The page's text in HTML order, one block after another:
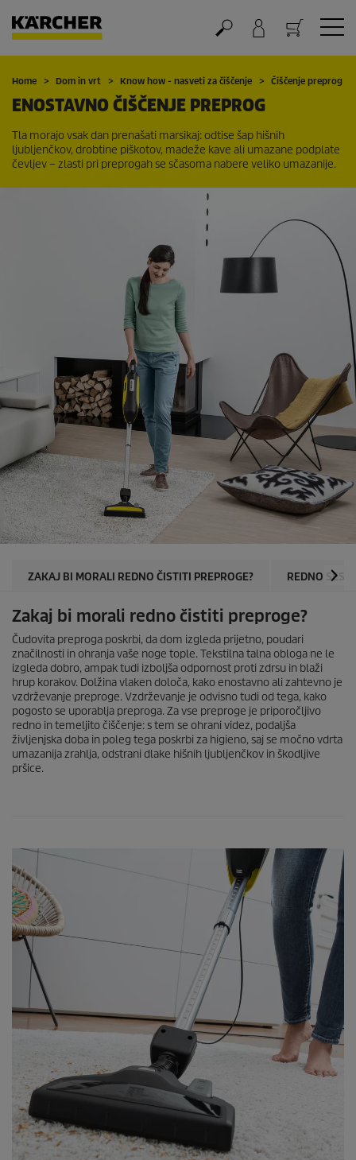
Nakupovalna košarica
Home Dom in vrt Know how - nasveti za čiščenje Čiščenje preprog
ENOSTAVNO ČIŠČENJE PREPROG
Tla morajo vsak dan prenašati marsikaj: odtise šap hišnih
ljubljenčkov, drobtine piškotov, madeže kave ali umazane podplate
čevljev – zlasti pri preprogah se sčasoma nabere veliko umazanije.
ZAKAJ BI MORALI REDNO ČISTITI PREPROGE? REDNO
Zakaj bi morali redno čistiti preproge?
Čudovita preproga poskrbi, da dom izgleda prijetno, poudari
značilnosti in ohranja vaše noge tople. Tekstilna talna obloga ne le
izgleda dobro, ampak tudi izboljša odpornost proti zdrsu in blaži
hrup korakov. Dolžina vlaken določa, kako enostavno ali zahtevno je
vzdrževanje preproge. Vzdrževanje je odvisno tudi od tega, kako
pogosto se uporablja preproga. Za vse preproge je priporočljivo
redno in temeljito čiščenje: s tem se ohrani videz, podaljša
življenjska doba in poleg tega poskrbi za higieno, saj se močno vdrta
umazanija zrahlja, odstrani dlake hišnih ljubljenčkov in škodljive
pršice.